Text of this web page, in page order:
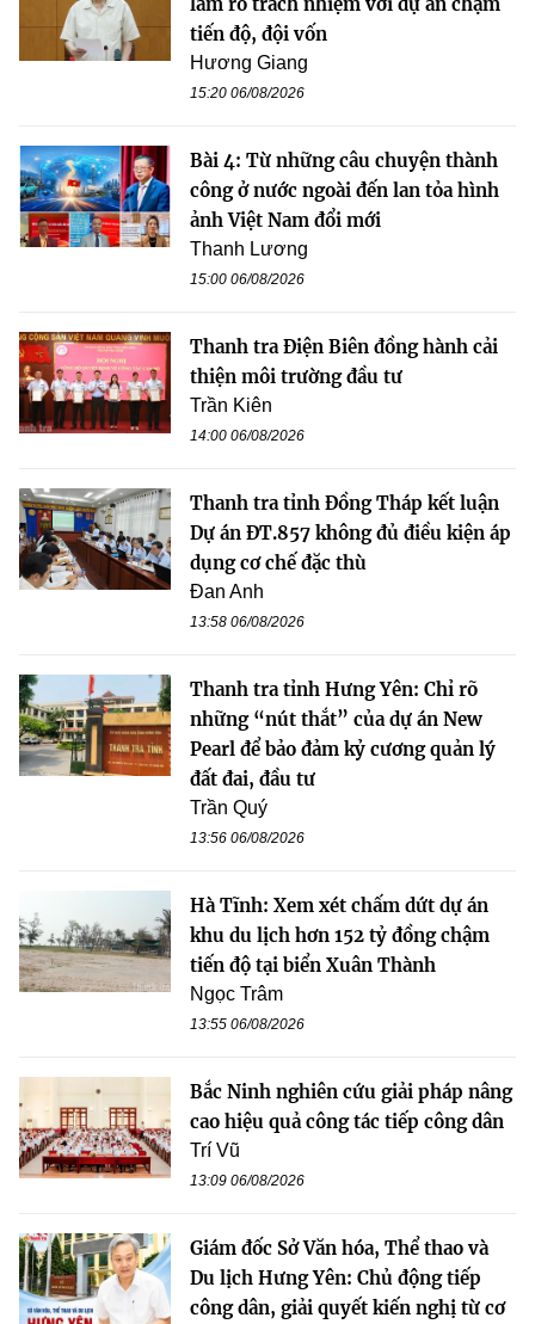
làm rõ trách nhiệm với dự án chậm
tiến độ, đội vốn
Hương Giang
15:20 06/08/2026
Bài 4: Từ những câu chuyện thành
công ở nước ngoài đến lan tỏa hình
ảnh Việt Nam đổi mới
Thanh Lương
15:00 06/08/2026
Thanh tra Điện Biên đồng hành cải
thiện môi trường đầu tư
Trần Kiên
14:00 06/08/2026
Thanh tra tỉnh Đồng Tháp kết luận
Dự án ĐT.857 không đủ điều kiện áp
dụng cơ chế đặc thù
Đan Anh
13:58 06/08/2026
Thanh tra tỉnh Hưng Yên: Chỉ rõ
những “nút thắt” của dự án New
Pearl để bảo đảm kỷ cương quản lý
đất đai, đầu tư
Trần Quý
13:56 06/08/2026
Hà Tĩnh: Xem xét chấm dứt dự án
khu du lịch hơn 152 tỷ đồng chậm
tiến độ tại biển Xuân Thành
Ngọc Trâm
13:55 06/08/2026
Bắc Ninh nghiên cứu giải pháp nâng
cao hiệu quả công tác tiếp công dân
Trí Vũ
13:09 06/08/2026
Giám đốc Sở Văn hóa, Thể thao và
Du lịch Hưng Yên: Chủ động tiếp
công dân, giải quyết kiến nghị từ cơ